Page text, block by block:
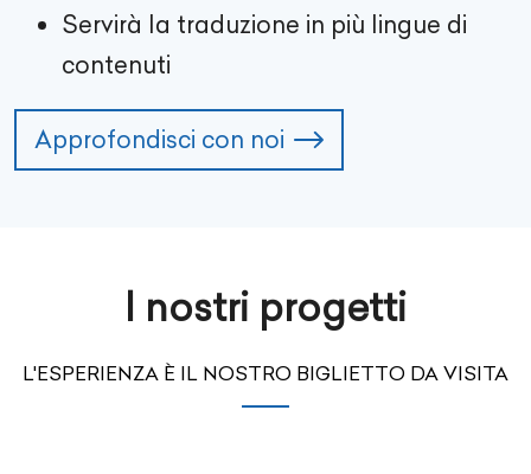
Servirà la traduzione in più lingue di
contenuti
Approfondisci con noi
I nostri progetti
L'ESPERIENZA È IL NOSTRO BIGLIETTO DA VISITA